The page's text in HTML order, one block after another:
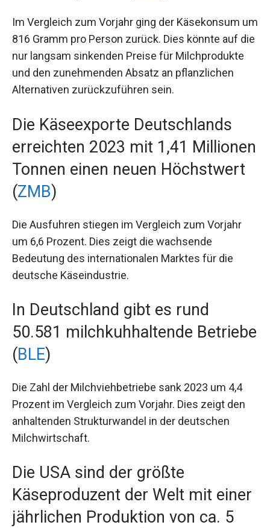
Im Vergleich zum Vorjahr ging der Käsekonsum um
816 Gramm pro Person zurück. Dies könnte auf die
nur langsam sinkenden Preise für Milchprodukte
und den zunehmenden Absatz an pflanzlichen
Alternativen zurückzuführen sein.
Die Käseexporte Deutschlands
erreichten 2023 mit 1,41 Millionen
Tonnen einen neuen Höchstwert
(ZMB)
Die Ausfuhren stiegen im Vergleich zum Vorjahr
um 6,6 Prozent. Dies zeigt die wachsende
Bedeutung des internationalen Marktes für die
deutsche Käseindustrie.
In Deutschland gibt es rund
50.581 milchkuhhaltende Betriebe
(BLE)
Die Zahl der Milchviehbetriebe sank 2023 um 4,4
Prozent im Vergleich zum Vorjahr. Dies zeigt den
anhaltenden Strukturwandel in der deutschen
Milchwirtschaft.
Die USA sind der größte
Käseproduzent der Welt mit einer
jährlichen Produktion von ca. 5